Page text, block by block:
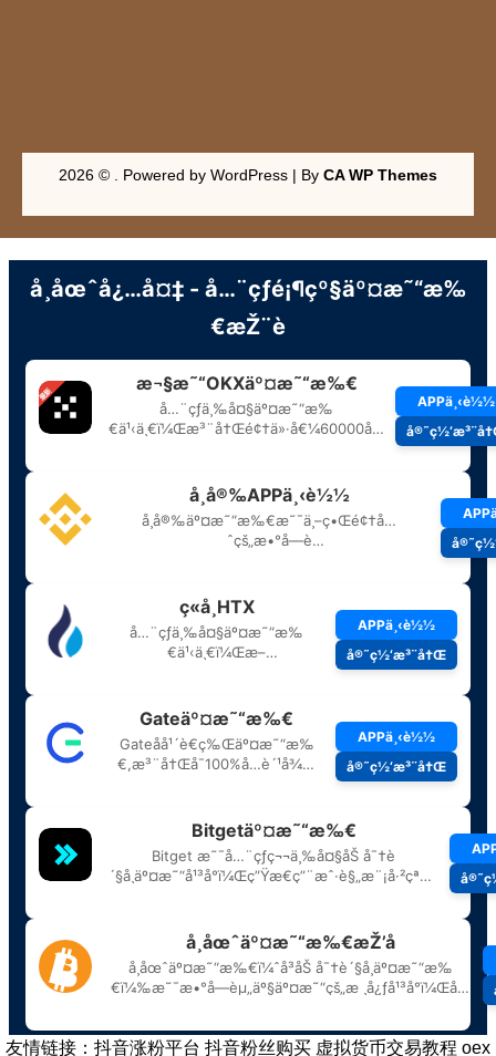
2026 © . Powered by WordPress | By CA WP Themes
友情链接： 抖音涨粉平台 抖音粉丝购买 虚拟货币交易教程 oex